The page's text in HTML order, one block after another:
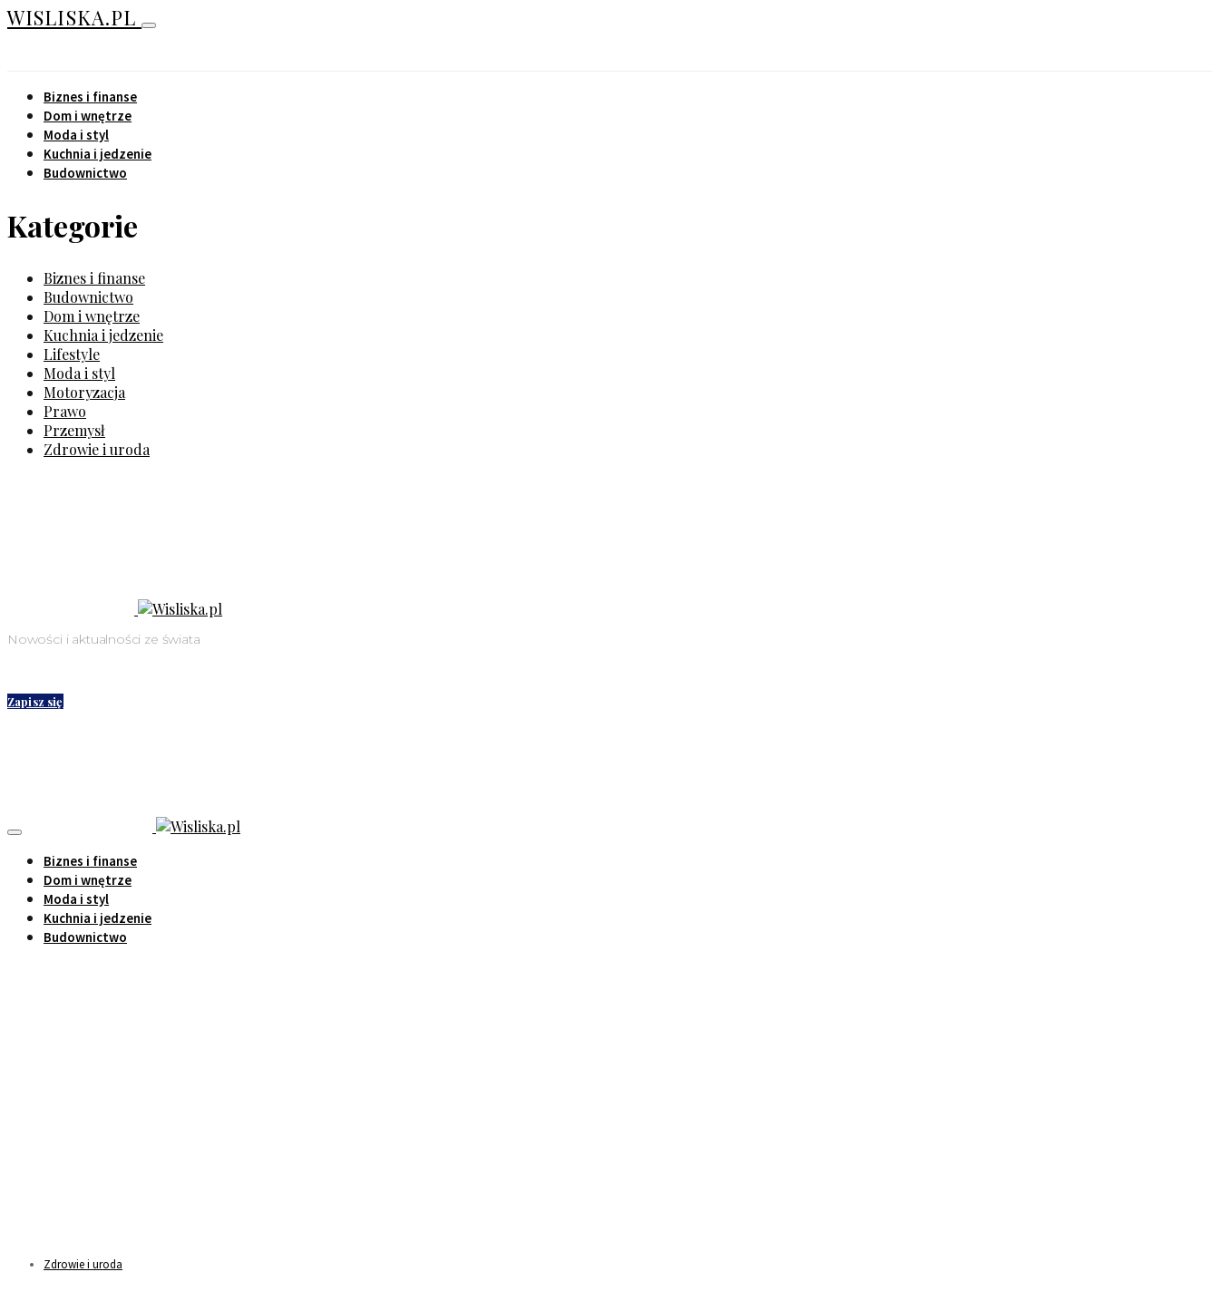
WISLISKA.PL
Biznes i finanse
Dom i wnętrze
Moda i styl
Kuchnia i jedzenie
Budownictwo
Kategorie
Biznes i finanse
Budownictwo
Dom i wnętrze
Kuchnia i jedzenie
Lifestyle
Moda i styl
Motoryzacja
Prawo
Przemysł
Zdrowie i uroda
Nowości i aktualności ze świata
Zapisz się
Biznes i finanse
Dom i wnętrze
Moda i styl
Kuchnia i jedzenie
Budownictwo
Zdrowie i uroda